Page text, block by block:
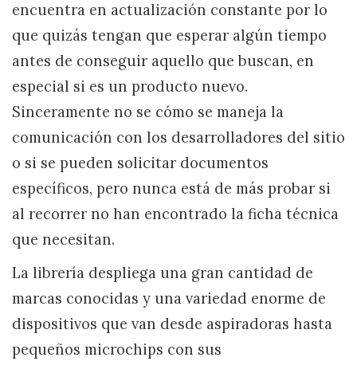
encuentra en actualización constante por lo
que quizás tengan que esperar algún tiempo
antes de conseguir aquello que buscan, en
especial si es un producto nuevo.
Sinceramente no se cómo se maneja la
comunicación con los desarrolladores del sitio
o si se pueden solicitar documentos
específicos, pero nunca está de más probar si
al recorrer no han encontrado la ficha técnica
que necesitan.
La librería despliega una gran cantidad de
marcas conocidas y una variedad enorme de
dispositivos que van desde aspiradoras hasta
pequeños microchips con sus